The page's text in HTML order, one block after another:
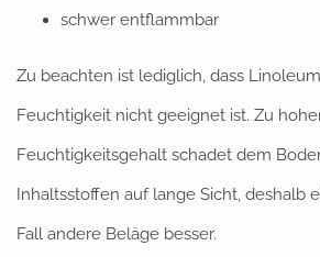
schwer entflammbar
Zu beachten ist lediglich, dass
Feuchtigkeit nicht geeignet ist. Zu
Feuchtigkeitsgehalt schadet dem
Inhaltsstoffen auf lange Sicht, deshalb
Fall andere Beläge besser.